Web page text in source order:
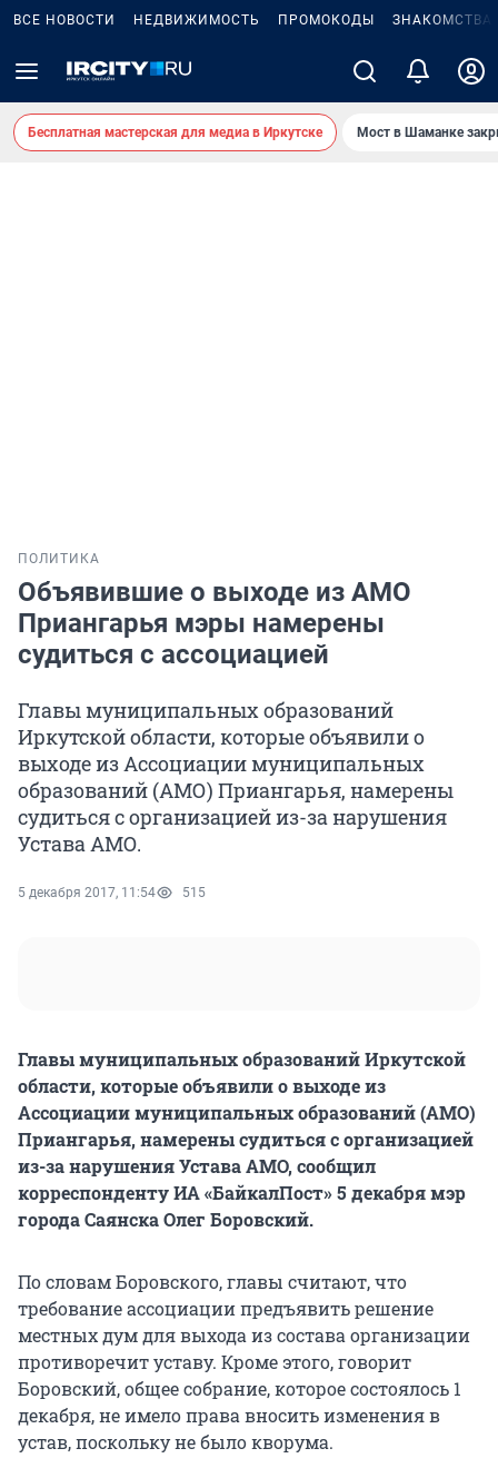
ВСЕ НОВОСТИ НЕДВИЖИМОСТЬ ПРОМОКОДЫ ЗНАКОМСТВА
Бесплатная мастерская для медиа в Иркутске Мост в Шаманке
ПОЛИТИКА
Объявившие о выходе из АМО
Приангарья мэры намерены
судиться с ассоциацией
Главы муниципальных образований
Иркутской области, которые объявили о
выходе из Ассоциации муниципальных
образований (АМО) Приангарья, намерены
судиться с организацией из-за нарушения
Устава АМО.
5 декабря 2017, 11:54 515
Главы муниципальных образований Иркутской
области, которые объявили о выходе из
Ассоциации муниципальных образований (АМО)
Приангарья, намерены судиться с организацией
из-за нарушения Устава АМО, сообщил
корреспонденту ИА «БайкалПост» 5 декабря мэр
города Саянска Олег Боровский.
По словам Боровского, главы считают, что
требование ассоциации предъявить решение
местных дум для выхода из состава организации
противоречит уставу. Кроме этого, говорит
Боровский, общее собрание, которое состоялось 1
декабря, не имело права вносить изменения в
устав, поскольку не было кворума.